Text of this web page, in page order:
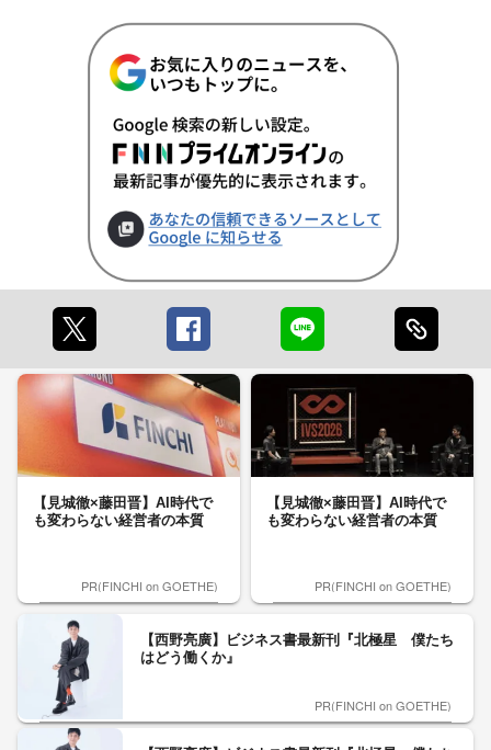
【見城徹×藤田晋】AI時代で
も変わらない経営者の本質
PR(FINCHI on GOETHE)
【見城徹×藤田晋】AI時代で
も変わらない経営者の本質
PR(FINCHI on GOETHE)
【西野亮廣】ビジネス書最新刊『北極星 僕たち
はどう働くか』
PR(FINCHI on GOETHE)